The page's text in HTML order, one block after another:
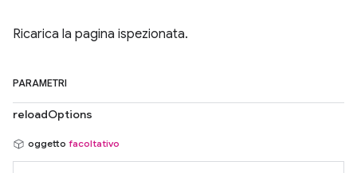
Ricarica la pagina ispezionata.
PARAMETRI
reloadOptions
oggetto facoltativo